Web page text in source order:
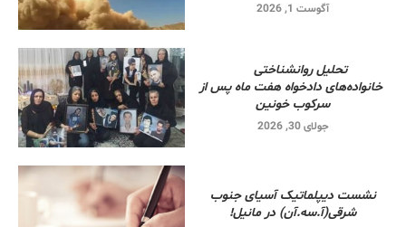
آگوست 1, 2026
تحلیل روانشناختی
خانواده‌های دادخواه هفت ماه پس از
سرکوب خونین
جولای 30, 2026
نشست دیپلماتیک آسیای جنوب
شرقی‌(آ.سه.آن) در مانیل!